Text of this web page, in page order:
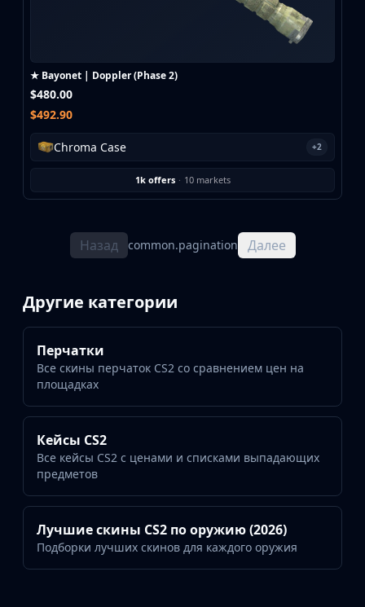
★ Bayonet | Doppler (Phase 2)
$480.00
$492.90
Chroma Case +2
1k offers · 10 markets
Назад common.pagination Далее
Другие категории
Перчатки
Все скины перчаток CS2 со сравнением цен на
площадках
Кейсы CS2
Все кейсы CS2 с ценами и списками выпадающих
предметов
Лучшие скины CS2 по оружию (2026)
Подборки лучших скинов для каждого оружия